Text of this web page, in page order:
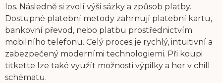
los. Následně si zvolí výši sázky a způsob platby.
Dostupné platební metody zahrnují platební kartu,
bankovní převod, nebo platbu prostřednictvím
mobilního telefonu. Celý proces je rychlý, intuitivní a
zabezpečený moderními technologiemi. Při koupi
titkette lze také využít možnosti výpilky a her v chill
schématu.